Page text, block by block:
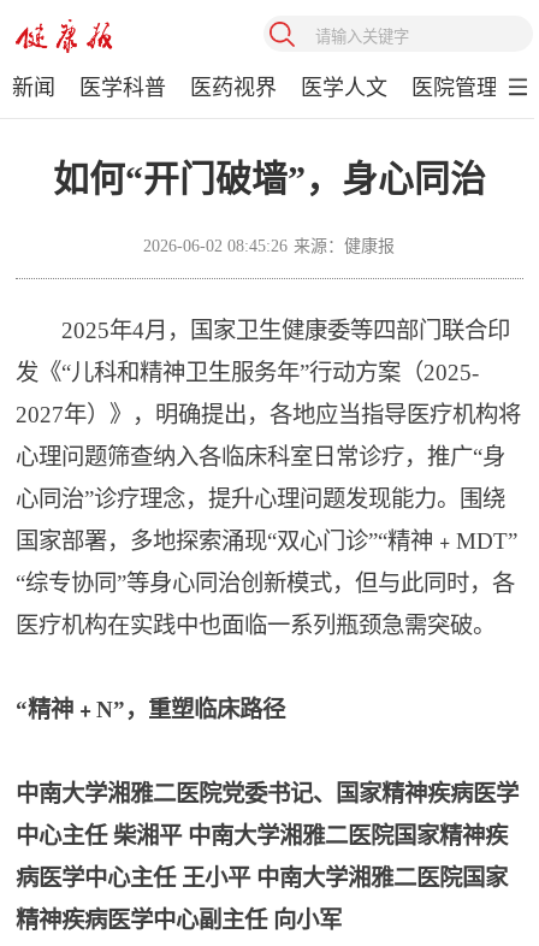
新闻 医学科普 医药视界 医学人文 医院管理
如何“开门破墙”，身心同治
2026-06-02 08:45:26 来源：健康报
2025年4月，国家卫生健康委等四部门联合印
发《“儿科和精神卫生服务年”行动方案（2025-
2027年）》，明确提出，各地应当指导医疗机构将
心理问题筛查纳入各临床科室日常诊疗，推广“身
心同治”诊疗理念，提升心理问题发现能力。围绕
国家部署，多地探索涌现“双心门诊”“精神﹢MDT”
“综专协同”等身心同治创新模式，但与此同时，各
医疗机构在实践中也面临一系列瓶颈急需突破。
“精神﹢N”，重塑临床路径
中南大学湘雅二医院党委书记、国家精神疾病医学
中心主任 柴湘平 中南大学湘雅二医院国家精神疾
病医学中心主任 王小平 中南大学湘雅二医院国家
精神疾病医学中心副主任 向小军